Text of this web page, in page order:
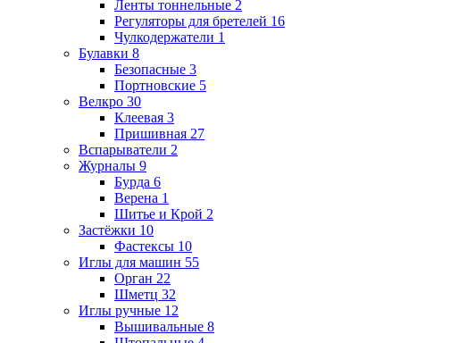
Ленты тоннельные 2
Регуляторы для бретелей 16
Чулкодержатели 1
Булавки 8
Безопасные 3
Портновские 5
Велкро 30
Клеевая 3
Пришивная 27
Вспарыватели 2
Журналы 9
Бурда 6
Верена 1
Шитье и Крой 2
Застёжки 10
Фастексы 10
Иглы для машин 55
Орган 22
Шметц 32
Иглы ручные 12
Вышивальные 8